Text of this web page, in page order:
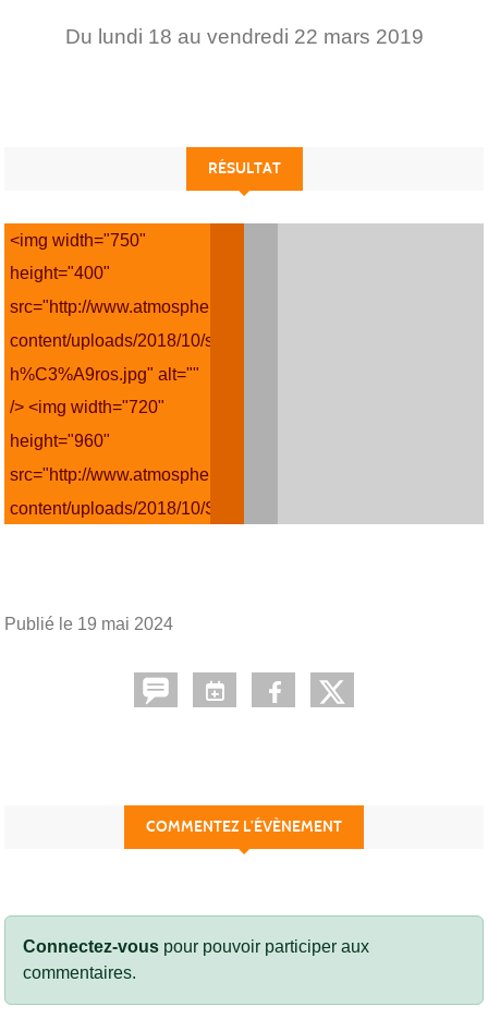
Du lundi 18 au vendredi 22 mars 2019
RÉSULTAT
<img width="750"
height="400"
src="http://www.atmospherejudotoulouse.fr/wp-
content/uploads/2018/10/super-
h%C3%A9ros.jpg" alt=""
/> <img width="720"
height="960"
src="http://www.atmospherejudotoulouse.fr/wp-
content/uploads/2018/10/Sema
Publié le 19 mai 2024
COMMENTEZ L’ÉVÈNEMENT
Connectez-vous pour pouvoir participer aux
commentaires.